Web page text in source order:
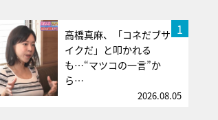
1
高橋真麻、「コネだブサ
イクだ」と叩かれる
も…“マツコの一言”か
ら…
2026.08.05